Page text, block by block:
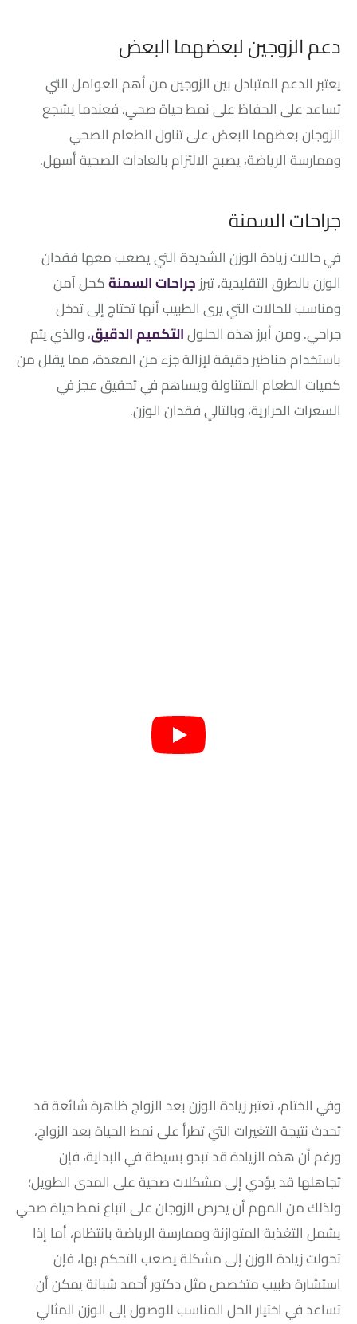
دعم الزوجين لبعضهما البعض
يعتبر الدعم المتبادل بين الزوجين من أهم العوامل التي
تساعد على الحفاظ على نمط حياة صحي، فعندما يشجع
الزوجان بعضهما البعض على تناول الطعام الصحي
وممارسة الرياضة، يصبح الالتزام بالعادات الصحية أسهل.
جراحات السمنة
في حالات زيادة الوزن الشديدة التي يصعب معها فقدان
الوزن بالطرق التقليدية، تبرزجراحات السمنةكحل آمن
ومناسب للحالات التي يرى الطبيب أنها تحتاج إلى تدخل
جراحي. ومن أبرز هذه الحلولالتكميم الدقيق، والذي يتم
باستخدام مناظير دقيقة لإزالة جزء من المعدة، مما يقلل من
كميات الطعام المتناولة ويساهم في تحقيق عجز في
السعرات الحرارية، وبالتالي فقدان الوزن.
وفي الختام، تعتبر زيادة الوزن بعد الزواج ظاهرة شائعة قد
تحدث نتيجة التغيرات التي تطرأ على نمط الحياة بعد الزواج،
ورغم أن هذه الزيادة قد تبدو بسيطة في البداية، فإن
تجاهلها قد يؤدي إلى مشكلات صحية على المدى الطويل؛
ولذلك من المهم أن يحرص الزوجان على اتباع نمط حياة صحي
يشمل التغذية المتوازنة وممارسة الرياضة بانتظام، أما إذا
تحولت زيادة الوزن إلى مشكلة يصعب التحكم بها، فإن
استشارة طبيب متخصص مثل دكتور أحمد شبانة يمكن أن
تساعد في اختيار الحل المناسب للوصول إلى الوزن المثالي